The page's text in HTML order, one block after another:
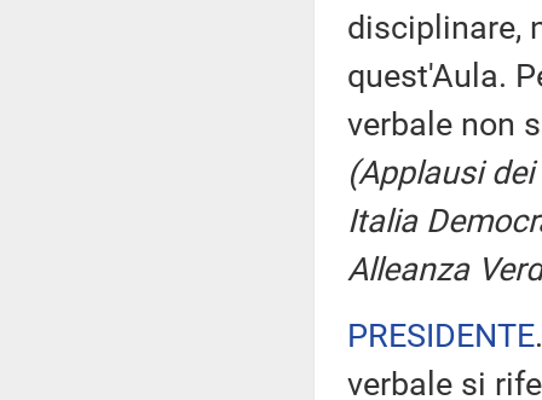
disciplinare,
quest'Aula.
verbale non
(Applausi
Italia
Alleanza
PRESIDENTE
verbale si